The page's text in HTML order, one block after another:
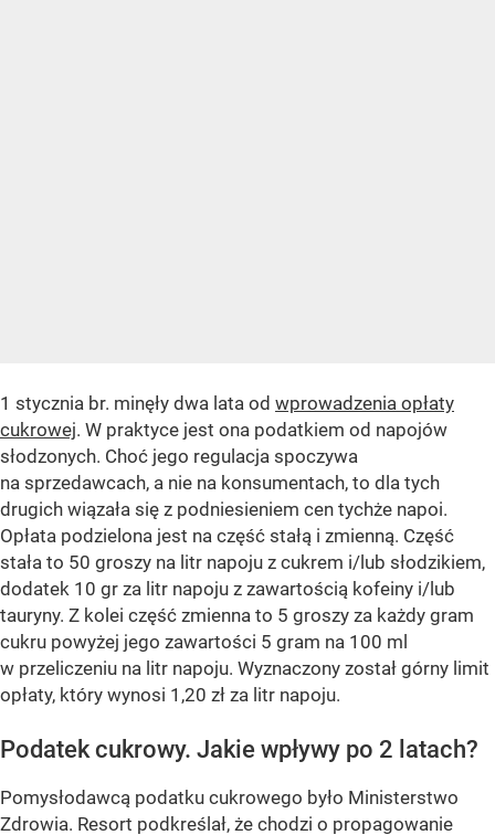
1 stycznia br. minęły dwa lata od wprowadzenia opłaty
cukrowej. W praktyce jest ona podatkiem od napojów
słodzonych. Choć jego regulacja spoczywa
na sprzedawcach, a nie na konsumentach, to dla tych
drugich wiązała się z podniesieniem cen tychże napoi.
Opłata podzielona jest na część stałą i zmienną. Część
stała to 50 groszy na litr napoju z cukrem i/lub słodzikiem,
dodatek 10 gr za litr napoju z zawartością kofeiny i/lub
tauryny. Z kolei część zmienna to 5 groszy za każdy gram
cukru powyżej jego zawartości 5 gram na 100 ml
w przeliczeniu na litr napoju. Wyznaczony został górny limit
opłaty, który wynosi 1,20 zł za litr napoju.
Podatek cukrowy. Jakie wpływy po 2 latach?
Pomysłodawcą podatku cukrowego było Ministerstwo
Zdrowia. Resort podkreślał, że chodzi o propagowanie